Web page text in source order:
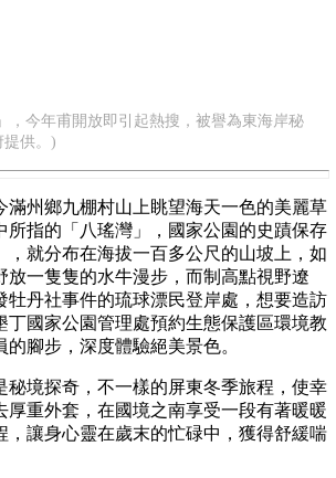
，今年甫開放即引起熱搜，被譽為東海岸秘
提供。)
滿州鄉九棚村山上眺望海天一色的美麗草
所指的「八瑤灣」，國家公園的史蹟保存
，就分布在海拔一百多公尺的山坡上，如
放一隻隻的水牛漫步，而制高點視野遼
牡丹社事件的琉球漂民登岸處，想要造訪
丁國家公園管理處預約生態保護區環境教
腳步，深度體驗絕美景色。
秘境探奇，不一樣的屏東冬季旅程，使幸
厚重外套，在國境之南享受一段有著暖暖
，讓身心靈在歲末的忙碌中，獲得舒緩喘